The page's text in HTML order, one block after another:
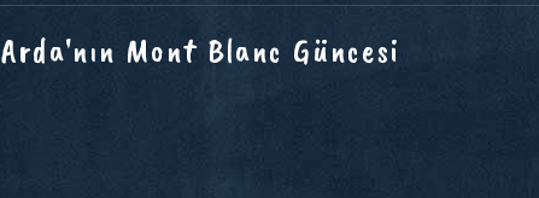
Arda'nın Mont Blanc Güncesi